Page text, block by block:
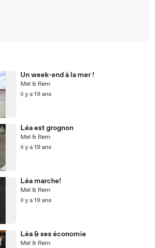
Un week-end à la mer !
Mel & Rem
il y a 19 ans
Léa est grognon
Mel & Rem
il y a 19 ans
Léa marche!
Mel & Rem
il y a 19 ans
Léa & ses économie
Mel & Rem